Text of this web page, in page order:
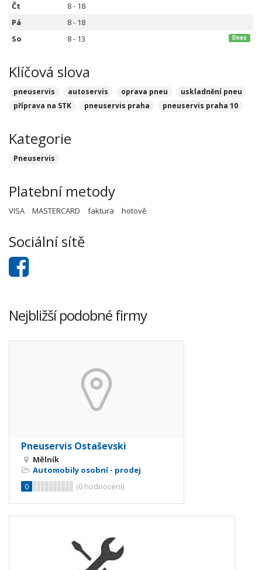
Čt
8 - 18
Pá
8 - 18
So
8 - 13 Dnes
Klíčová slova
pneuservis autoservis oprava pneu
uskladnění pneu
příprava na STK
pneuservis praha pneuservis praha 10
Kategorie
Pneuservis
Platební metody
VISA MASTERCARD faktura hotově
Sociální sítě
Nejbližší podobné firmy
Pneuservis Ostaševski
Mělník
Automobily osobní - prodej
0
(0 hodnocení)